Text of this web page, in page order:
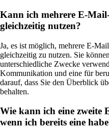
Kann ich mehrere E-
gleichzeitig nutzen?
Ja, es ist möglich, mehrere E-
gleichzeitig zu nutzen. Sie
unterschiedliche Zwecke
Kommunikation und eine für
darauf, dass Sie den Überblick
behalten.
Wie kann ich eine zweite
wenn ich bereits eine